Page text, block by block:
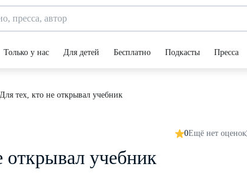
Только у нас Для детей Бесплатно Подкасты Пресса
тех, кто не открывал учебник
0Ещё нет оценок
открывал учебник